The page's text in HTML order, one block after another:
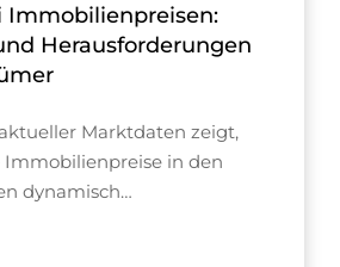
Immobilienpreisen:
Herausforderungen
Marktdaten zeigt,
Immobilienpreise in den
dynamisch…